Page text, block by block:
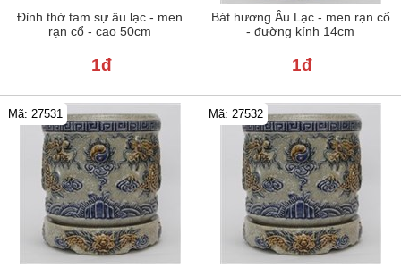
Đỉnh thờ tam sự âu lạc - men
rạn cổ - cao 50cm
1đ
Bát hương Âu Lạc - men rạn cổ
- đường kính 14cm
1đ
Mã: 27531 Mã: 27532